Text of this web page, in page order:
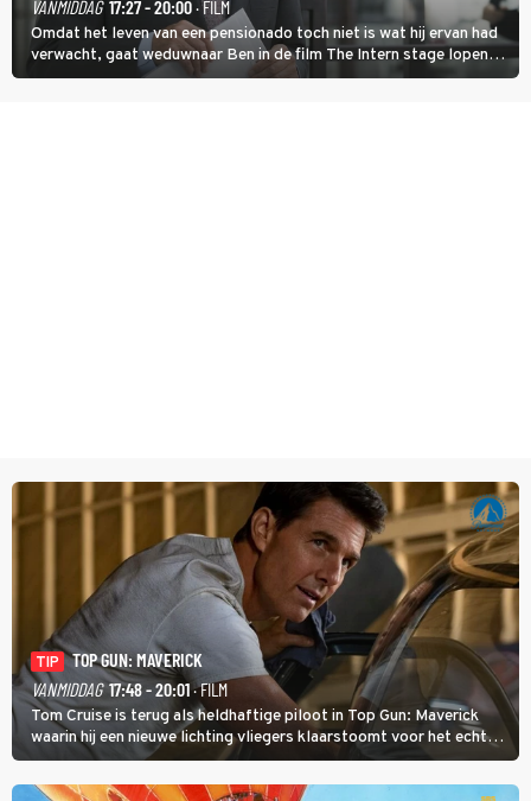
VANMIDDAG 17:27 - 20:00· FILM
Omdat het leven van een pensionado toch niet is wat hij ervan had
verwacht, gaat weduwnaar Ben in de film The Intern stage lopen
bij de hippe webwinkel van Jules, wat een gouden zet blijkt te zijn.
TIP
TOP GUN: MAVERICK
VANMIDDAG 17:48 - 20:01· FILM
Tom Cruise is terug als heldhaftige piloot in Top Gun: Maverick
waarin hij een nieuwe lichting vliegers klaarstoomt voor het echte
werk.